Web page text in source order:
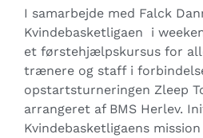
I samarbejde med Falck
Kvindebasketligaen i
et førstehjælpskursus for
trænere og staff i
opstartsturneringen Zleep
arrangeret af BMS Herlev.
Kvindebasketligaens